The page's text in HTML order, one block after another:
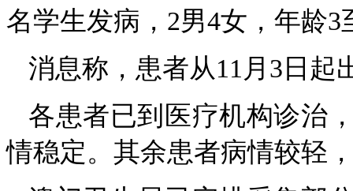
名学生发病，2男4女，年龄3
消息称，患者从11月3日起
各患者已到医疗机构诊治
情稳定。其余患者病情较轻